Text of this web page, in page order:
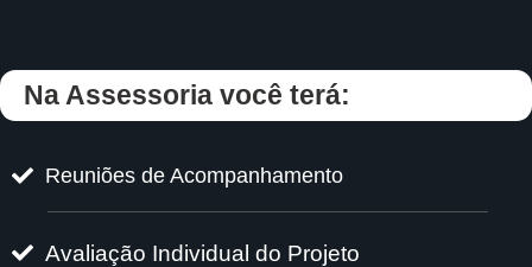
Na Assessoria você terá:
Reuniões de Acompanhamento
Avaliação Individual do Projeto